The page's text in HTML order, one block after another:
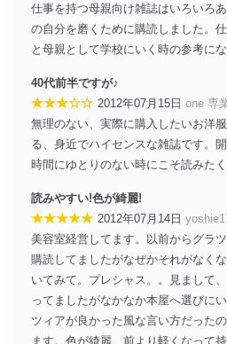
仕事を持つ母親向け雑誌はいろいろ
の自分を磨くために購読しました。
と母親として学校にいく時の参考にな
40代前半ですが♪
★★★☆☆ 2012年07月15日 one 専
無理のない、実際に購入したいお洋
る、身近でハイセンスな雑誌です。
時間にゆとりのない時にこそ読みたく
読みやすい!色が綺麗!
★★★★★ 2012年07月14日
美容室経営してます。以前からグラ
購読してましたがなぜかそれがなく
いてみて。プレシャス。。見まして
ってましたがなかなか本屋へ選びに
ツィアが良かった風な言い方だった
ます。色が綺麗、前より軽くなって